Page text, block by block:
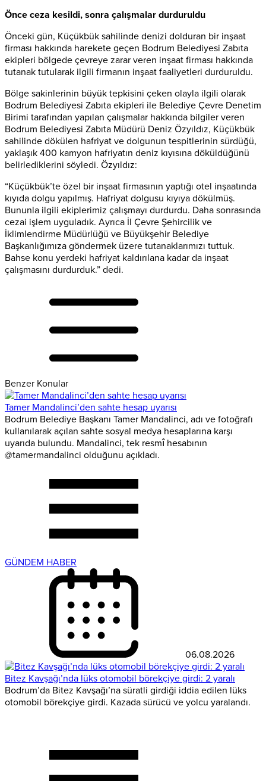
Önce ceza kesildi, sonra çalışmalar durduruldu
Önceki gün, Küçükbük sahilinde denizi dolduran bir inşaat
firması hakkında harekete geçen Bodrum Belediyesi Zabıta
ekipleri bölgede çevreye zarar veren inşaat firması hakkında
tutanak tutularak ilgili firmanın inşaat faaliyetleri durduruldu.
Bölge sakinlerinin büyük tepkisini çeken olayla ilgili olarak
Bodrum Belediyesi Zabıta ekipleri ile Belediye Çevre Denetim
Birimi tarafından yapılan çalışmalar hakkında bilgiler veren
Bodrum Belediyesi Zabıta Müdürü Deniz Özyıldız, Küçükbük
sahilinde dökülen hafriyat ve dolgunun tespitlerinin sürdüğü,
yaklaşık 400 kamyon hafriyatın deniz kıyısına döküldüğünü
belirlediklerini söyledi. Özyıldız:
“Küçükbük’te özel bir inşaat firmasının yaptığı otel inşaatında
kıyıda dolgu yapılmış. Hafriyat dolgusu kıyıya dökülmüş.
Bununla ilgili ekiplerimiz çalışmayı durdurdu. Daha sonrasında
cezai işlem uyguladık. Ayrıca İl Çevre Şehircilik ve
İklimlendirme Müdürlüğü ve Büyükşehir Belediye
Başkanlığımıza göndermek üzere tutanaklarımızı tuttuk.
Bahse konu yerdeki hafriyat kaldırılana kadar da inşaat
çalışmasını durdurduk.” dedi.
Benzer Konular
Tamer Mandalinci’den sahte hesap uyarısı
Bodrum Belediye Başkanı Tamer Mandalinci, adı ve fotoğrafı
kullanılarak açılan sahte sosyal medya hesaplarına karşı
uyarıda bulundu. Mandalinci, tek resmî hesabının
@tamermandalinci olduğunu açıkladı.
GÜNDEM HABER
06.08.2026
Bitez Kavşağı’nda lüks otomobil börekçiye girdi: 2 yaralı
Bodrum’da Bitez Kavşağı’na süratli girdiği iddia edilen lüks
otomobil börekçiye girdi. Kazada sürücü ve yolcu yaralandı.